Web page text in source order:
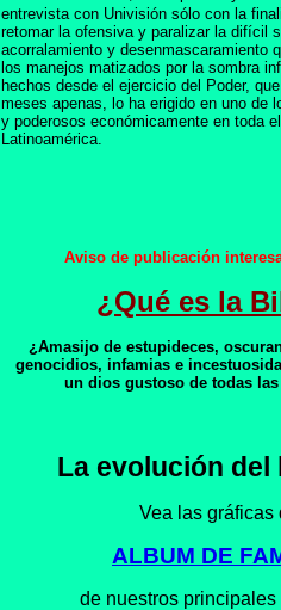
entrevista con Univisión sólo con la
retomar la ofensiva y paralizar la difícil
acorralamiento y desenmascaramiento
los manejos matizados por la sombra
hechos desde el ejercicio del Poder,
meses apenas, lo ha erigido en uno de
y poderosos económicamente en toda
Latinoamérica.
Aviso de publicación
¿Qué es la
¿Amasijo de estupideces,
genocidios, infamias e
un dios gustoso de todas
La evolución del
Vea las gráficas
ALBUM DE
de nuestros principales